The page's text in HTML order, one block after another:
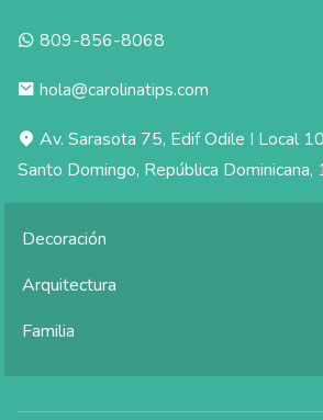
809-856-8068
hola@carolinatips.com
Av. Sarasota 75, Edif Odile I Local
Santo Domingo, República
Decoración
Arquitectura
Familia